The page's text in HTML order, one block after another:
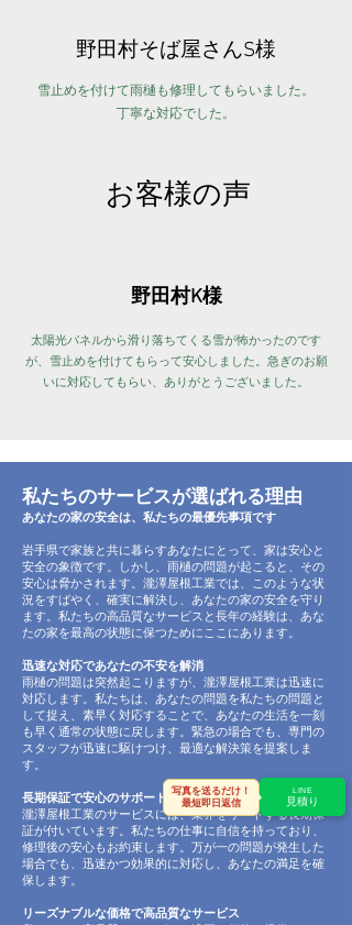
野田村そば屋さんS様
​雪止めを付けて雨樋も修理してもらいました。
丁寧な対応でした。
お客様の声
野田村K様
太陽光パネルから滑り落ちてくる雪が怖かったのです
が、雪止めを付けてもらって安心しました。急ぎのお願
いに対応してもらい、ありがとうございました。
私たちのサービスが選ばれる理由
あなたの家の安全は、私たちの最優先事項です
岩手県で家族と共に暮らすあなたにとって、家は安心と
安全の象徴です。しかし、雨樋の問題が起こると、その
安心は脅かされます。瀧澤屋根工業では、このような状
況をすばやく、確実に解決し、あなたの家の安全を守り
ます。私たちの高品質なサービスと長年の経験は、あな
たの家を最高の状態に保つためにここにあります。
迅速な対応であなたの不安を解消
雨樋の問題は突然起こりますが、瀧澤屋根工業は迅速に
対応します。私たちは、あなたの問題を私たちの問題と
して捉え、素早く対応することで、あなたの生活を一刻
も早く通常の状態に戻します。緊急の場合でも、専門の
スタッフが迅速に駆けつけ、最適な解決策を提案しま
す。
長期保証で安心のサポートを保証
瀧澤屋根工業のサービスには、業界をリードする長期保
証が付いています。私たちの仕事に自信を持っており、
修理後の安心もお約束します。万が一の問題が発生した
場合でも、迅速かつ効果的に対応し、あなたの満足を確
保します。
リーズナブルな価格で高品質なサービス
写真を送るだけ！
最短即日返信
LINE
見積り